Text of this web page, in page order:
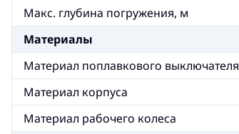
Макс. глубина погружения, м
Материалы
Материал поплавкового выключателя
Материал корпуса
Материал рабочего колеса